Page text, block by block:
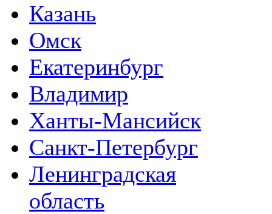
Казань
Омск
Екатеринбург
Владимир
Ханты-Мансийск
Санкт-Петербург
Ленинградская
область